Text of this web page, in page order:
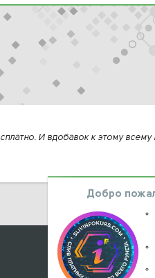
И вдобавок к этому
Наши контакты
Добро